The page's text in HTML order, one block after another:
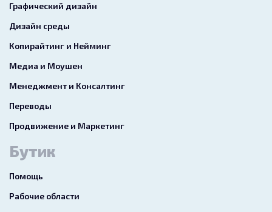
Графический дизайн
Дизайн среды
Копирайтинг и Нейминг
Медиа и Моушен
Менеджмент и Консалтинг
Переводы
Продвижение и Маркетинг
Бутик
Помощь
Рабочие области